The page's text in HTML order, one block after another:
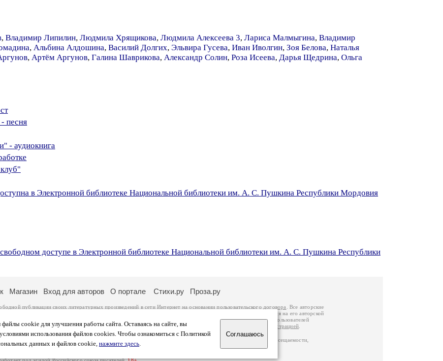
, Владимир Липилин, Людмила Хрящикова, Людмила Алексеева 3, Лариса Малмыгина, Владимир
, Альбина Алдошина, Василий Долгих, Эльвира Гусева, Иван Иволгин, Зоя Белова, Наталья
, Артём Аргунов, Галина Шаврикова, Александр Солин, Роза Исеева, Дарья Щедрина, Ольга
песня
- аудиокнига
в Электронной библиотеке Национальной библиотеки им. А. С. Пушкина Республики Мордовия
доступе в Электронной библиотеке Национальной библиотеки им. А. С. Пушкина Республики
cookie для улучшения работы сайта. Оставаясь на сайте, вы
использования файлов cookies. Чтобы ознакомиться с Политикой
данных и файлов cookie, нажмите здесь.
Соглашаюсь
Магазин Вход для авторов О портале Стихи.ру Проза.ру
публикации своих литературных произведений в сети Интернет на основаниипользовательского договора
. Все авторские
. Перепечатка произведений возможна только с согласия его автора, к которому вы можете обратиться на его авторской
несут самостоятельно на основании
законодательства Российской Федерации. Данные пользователей
данных. Вы также можете посмотреть более подробнуюинформацию о портале связаться с администрацией
посетителей, которые в общей сумме просматривают более полумиллиона страниц по данным счетчика посещаемости,
указано по две цифры: количество просмотров и количество посетителей.